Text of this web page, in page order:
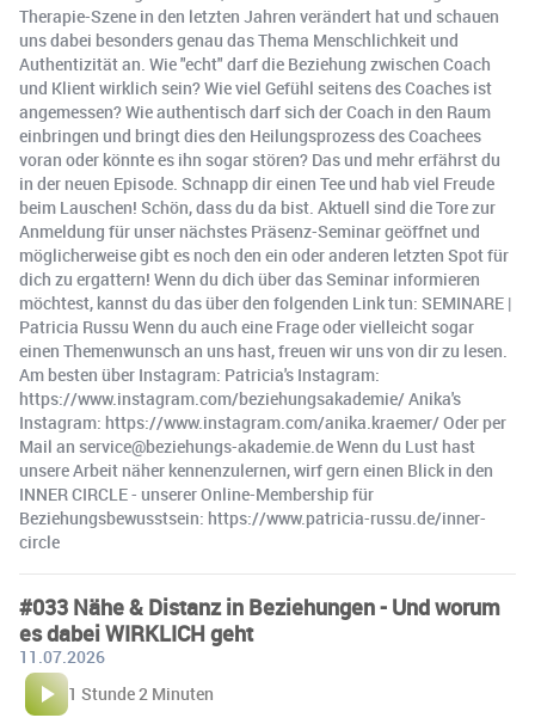
Therapie-Szene in den letzten Jahren verändert hat und schauen
uns dabei besonders genau das Thema Menschlichkeit und
Authentizität an. Wie "echt" darf die Beziehung zwischen Coach
und Klient wirklich sein? Wie viel Gefühl seitens des Coaches ist
angemessen? Wie authentisch darf sich der Coach in den Raum
einbringen und bringt dies den Heilungsprozess des Coachees
voran oder könnte es ihn sogar stören? Das und mehr erfährst du
in der neuen Episode. Schnapp dir einen Tee und hab viel Freude
beim Lauschen! Schön, dass du da bist. Aktuell sind die Tore zur
Anmeldung für unser nächstes Präsenz-Seminar geöffnet und
möglicherweise gibt es noch den ein oder anderen letzten Spot für
dich zu ergattern! Wenn du dich über das Seminar informieren
möchtest, kannst du das über den folgenden Link tun: SEMINARE |
Patricia Russu Wenn du auch eine Frage oder vielleicht sogar
einen Themenwunsch an uns hast, freuen wir uns von dir zu lesen.
Am besten über Instagram: Patricia's Instagram:
https://www.instagram.com/beziehungsakademie/ Anika's
Instagram: https://www.instagram.com/anika.kraemer/ Oder per
Mail an service@beziehungs-akademie.de Wenn du Lust hast
unsere Arbeit näher kennenzulernen, wirf gern einen Blick in den
INNER CIRCLE - unserer Online-Membership für
Beziehungsbewusstsein: https://www.patricia-russu.de/inner-
circle
#033 Nähe & Distanz in Beziehungen - Und worum
es dabei WIRKLICH geht
11.07.2026
1 Stunde 2 Minuten